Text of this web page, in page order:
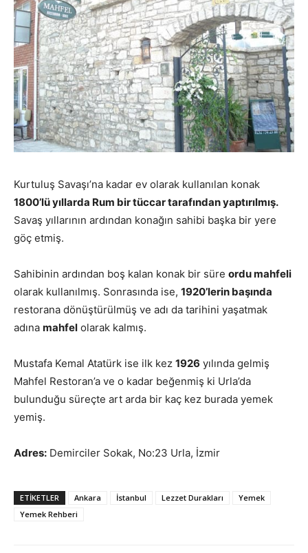
Kurtuluş Savaşı’na kadar ev olarak kullanılan konak
1800’lü yıllarda Rum bir tüccar tarafından yaptırılmış.
Savaş yıllarının ardından konağın sahibi başka bir yere
göç etmiş.
Sahibinin ardından boş kalan konak bir süre ordu mahfeli
olarak kullanılmış. Sonrasında ise, 1920’lerin başında
restorana dönüştürülmüş ve adı da tarihini yaşatmak
adına mahfel olarak kalmış.
Mustafa Kemal Atatürk ise ilk kez 1926 yılında gelmiş
Mahfel Restoran’a ve o kadar beğenmiş ki Urla’da
bulunduğu süreçte art arda bir kaç kez burada yemek
yemiş.
Adres: Demirciler Sokak, No:23 Urla, İzmir
ETIKETLER Ankara İstanbul Lezzet Durakları
Yemek
Yemek Rehberi